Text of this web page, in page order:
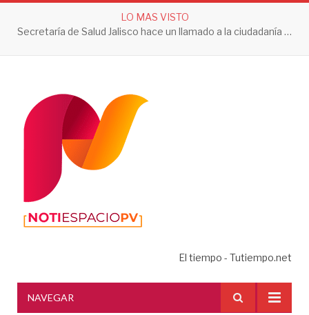
LO MAS VISTO
Secretaría de Salud Jalisco hace un llamado a la ciudadanía a tomar acciones contra el dengue en esta temporada de lluvias
El tiempo - Tutiempo.net
NAVEGAR